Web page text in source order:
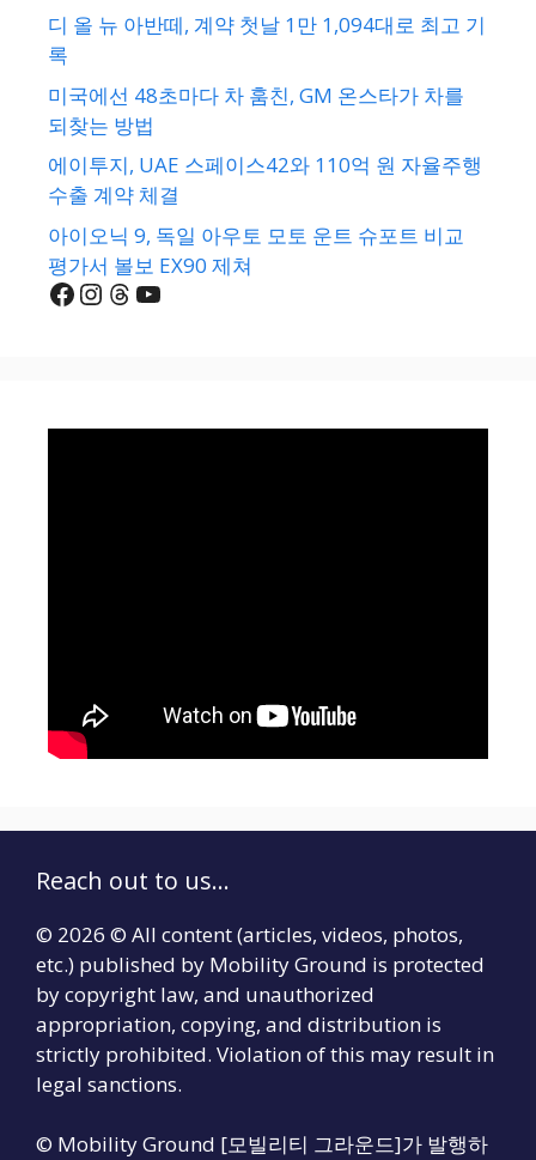
디 올 뉴 아반떼, 계약 첫날 1만 1,094대로 최고 기
록
미국에선 48초마다 차 훔친, GM 온스타가 차를
되찾는 방법
에이투지, UAE 스페이스42와 110억 원 자율주행
수출 계약 체결
아이오닉 9, 독일 아우토 모토 운트 슈포트 비교
평가서 볼보 EX90 제쳐
Facebook
Instagram
Threads
YouTube
Reach out to us...
© 2026 © All content (articles, videos, photos,
etc.) published by Mobility Ground is protected
by copyright law, and unauthorized
appropriation, copying, and distribution is
strictly prohibited. Violation of this may result in
legal sanctions.
© Mobility Ground [모빌리티 그라운드]가 발행하